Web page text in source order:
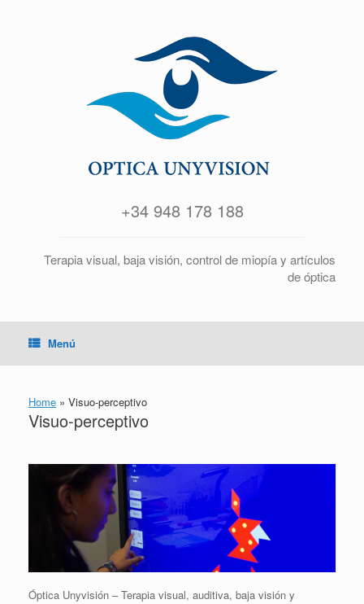
+34 948 178 188
Terapia visual, baja visión, control de miopía y artículos
de óptica
Menú
Home » Visuo-perceptivo
Visuo-perceptivo
Óptica Unyvisión – Terapia visual, auditiva, baja visión y